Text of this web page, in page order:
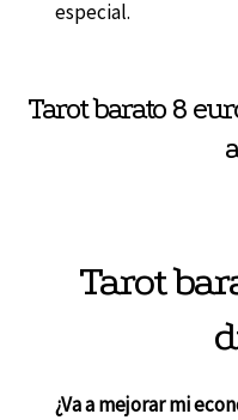
especial.
Tarot barato 8
Tarot
¿Va a mejorar mi